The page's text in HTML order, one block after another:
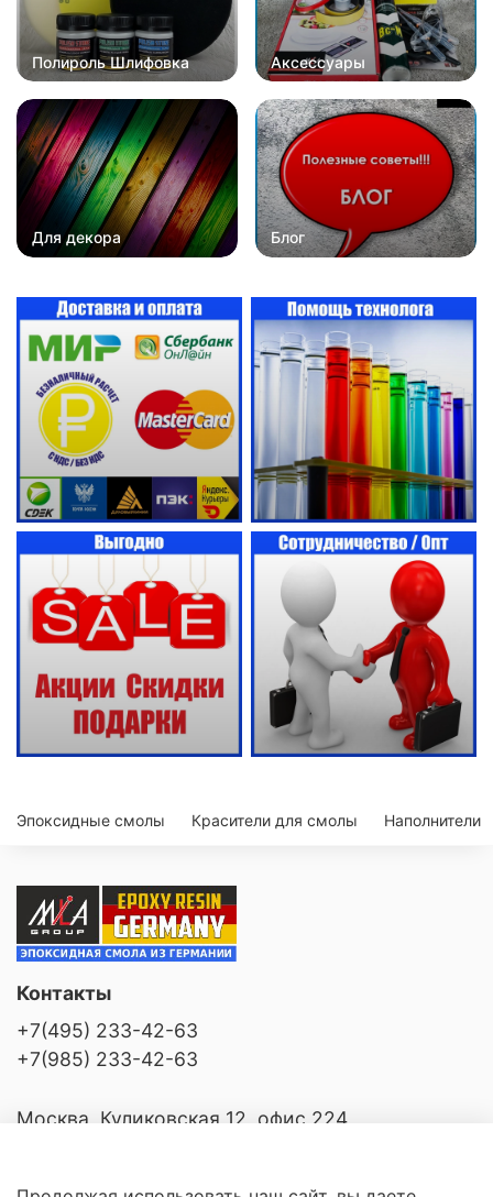
Полироль Шлифовка Аксессуары
Для декора Блог
Эпоксидные смолы Красители для смолы Наполнители
Контакты
+7(495) 233-42-63
+7(985) 233-42-63
Москва, Куликовская 12, офис 224